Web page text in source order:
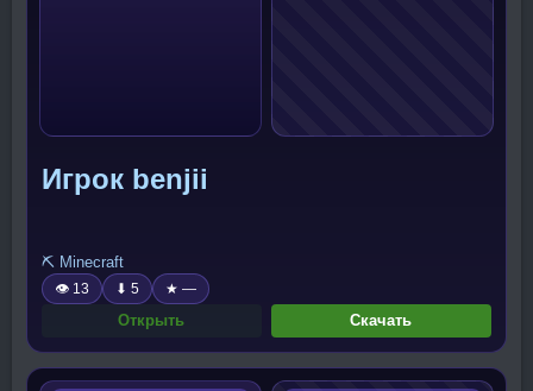
Игрок benjii
⛏️ Minecraft
👁 13 ⬇ 5 ★ —
Открыть Скачать